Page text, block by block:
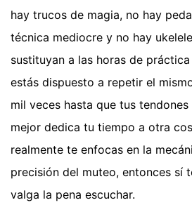
hay trucos de magia, no hay
técnica mediocre y no hay
sustituyan a las horas de
estás dispuesto a repetir el
mil veces hasta que tus
mejor dedica tu tiempo a otra
realmente te enfocas en la
precisión del muteo, entonces sí
valga la pena escuchar.